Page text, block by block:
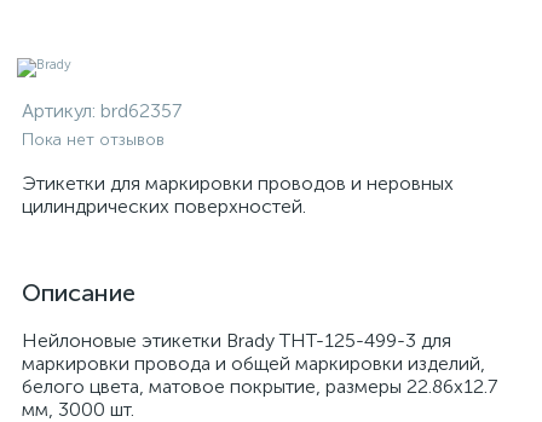
Артикул: brd62357
Пока нет отзывов
Этикетки для маркировки проводов и неровных
цилиндрических поверхностей.
Описание
Нейлоновые этикетки Brady THT-125-499-3 для
маркировки провода и общей маркировки изделий,
белого цвета, матовое покрытие, размеры 22.86x12.7
мм, 3000 шт.